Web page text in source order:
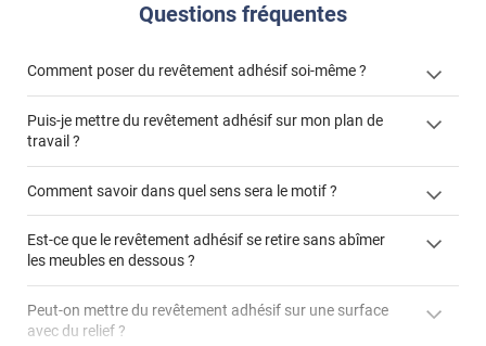
Questions fréquentes
Comment poser du revêtement adhésif soi-même ?
« Comment poser un revêtement adhésif ? »
Puis-je mettre du revêtement adhésif sur mon plan de
travail ?
"Peut-on installer du
Comment savoir dans quel sens sera le motif ?
Est-ce que le revêtement adhésif se retire sans abîmer
les meubles en dessous ?
Peut-on mettre du revêtement adhésif sur une surface
avec du relief ?